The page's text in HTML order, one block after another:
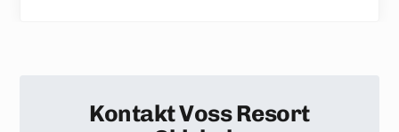
Kontakt Voss Resort